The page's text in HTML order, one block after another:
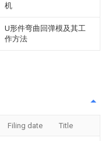
机
U形件弯曲回弹模及其工
作方法
Filing date Title